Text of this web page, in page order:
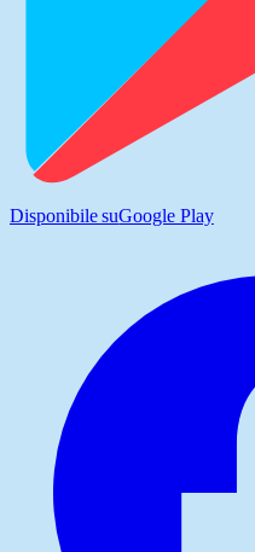
Disponibile suGoogle Play